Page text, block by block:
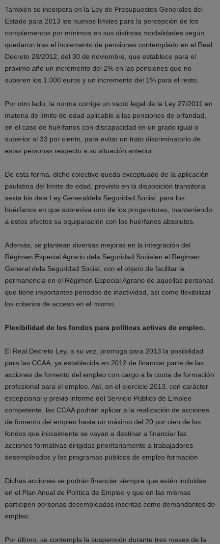
También se incorpora en la Ley de Presupuestos Generales del
Estado para 2013 los nuevos límites para la percepción de los
complementos por mínimos en sus distintas modalidades según
quedaron tras el incremento de pensiones contemplado en el Real
Decreto 28/2012, del 30 de noviembre, que establece para el
próximo año un incremento del 2% en las pensiones que no
superen los 1.000 euros y un incremento del 1% para el resto.
Por otro lado, la norma corrige un vacío legal de la Ley 27/2011 en
materia de límite de edad aplicable a las pensiones de orfandad,
en el caso de huérfanos con discapacidad en un grado igual o
superior al 33 por ciento, para evitar un trato discriminatorio de
estas personas respecto a su situación anterior.
De esta forma, dicho colectivo queda exceptuado de la aplicación
paulatina del límite de edad, previsto en la disposición transitoria
sexta bis dela Ley Generaldela Seguridad Social, para los
huérfanos en que sobreviva uno de los progenitores, manteniendo
a estos efectos su equiparación con los huérfanos absolutos.
Además, se plantean diversas mejoras en la integración del
Régimen Especial Agrario dela Seguridad Socialen el Régimen
General dela Seguridad Social, con el objeto de facilitar la
permanencia en el Régimen Especial Agrario de aquellas personas
que tiene importantes periodos de inactividad, así como flexibilizar
los criterios de acceso en el mismo.
Flexibilidad de los fondos para políticas activas de empleo.
El Real Decreto Ley, a su vez, prorroga para 2013 la posibilidad
para las CCAA, ya establecida en 2012 de financiar parte de las
acciones de fomento del empleo con cargo a la cuota de formación
profesional para el empleo. Así, en el ejercicio 2013, con carácter
excepcional y previo informe del Servicio Público de Empleo
competente, las CCAA podrán aplicar a la realización de acciones
de fomento del empleo hasta un máximo del 20 por cien de los
fondos que inicialmente se vayan a destinar a financiar las
acciones formativas dirigidas prioritariamente a trabajadores
desempleados y los programas públicos de empleo formación
Dichas acciones se podrán financiar siempre que estén incluidas
en el Plan Anual de Política de Empleo y que en las mismas
participen personas desempleadas inscritas como demandantes de
empleo.
Por último, se contempla la suspensión durante tres meses de la